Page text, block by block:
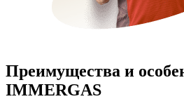
Преимущества и
IMMERGAS